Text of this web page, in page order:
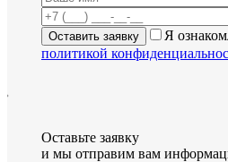
Я
политикой
Оставьте заявку
и мы отправим вам